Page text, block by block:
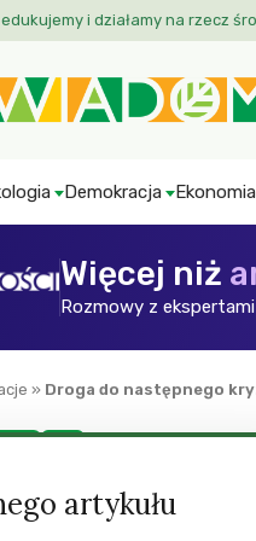
i działamy na rzecz
Demokracja Ekonomia
Więcej niż
Rozmowy z
» Droga do następnego
artykułu